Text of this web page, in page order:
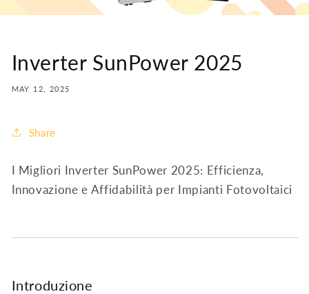
Inverter SunPower 2025
MAY 12, 2025
Share
I Migliori Inverter SunPower 2025: Efficienza,
Innovazione e Affidabilità per Impianti Fotovoltaici
Introduzione